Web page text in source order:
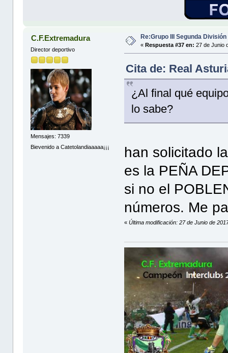
C.F.Extremadura
Director deportivo
Mensajes: 7339
Bievenido a Catetolandiaaaaa¡¡¡
Re:Grupo III Segunda
«Respuesta #37 en: 27 de Junio
Cita de: Real
¿Al final qué
lo sabe?
han solicitado
es la PEÑA
si no el
números. Me
«Última modificación: 27 de Junio de